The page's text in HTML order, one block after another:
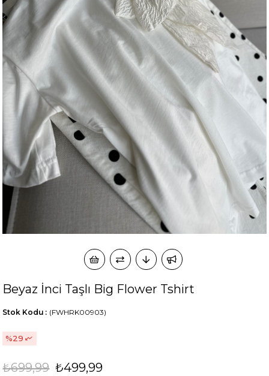
Beyaz İnci Taşlı Big Flower Tshirt
(FWHRK00903)
Stok Kodu
29
₺699,99 ₺499,99
Tanıtım, pazarlama, reklam ve benzeri amaçlarla tarafıma ticari elektronik ileti
gönderilmesine izin veriyorum.
Elektronik Ticari İleti Aydınlatma Metni
'ni
okudum onay veriyorum.
Paylaştığım bilgilerinKVKK kapsamında tarafınızca korunmasını, sms ve
WhatsApp üzerinden bilgilendirmeleri almayı
kabul ediyorum.
Çevir Kazan